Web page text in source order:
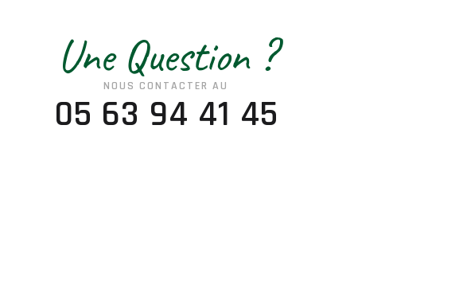
Une Question ?
NOUS CONTACTER AU
05 63 94 41 45